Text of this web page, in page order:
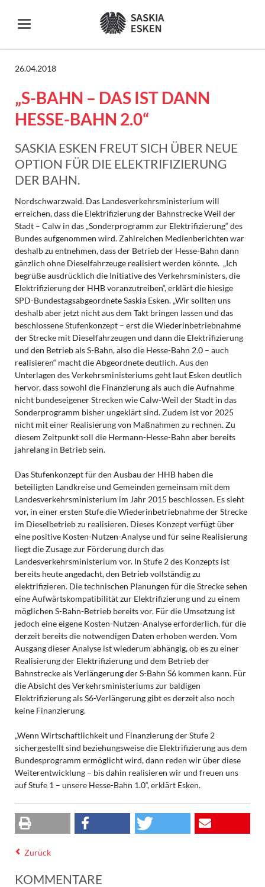
26.04.2018
„S-BAHN – DAS IST DANN
HESSE-BAHN 2.0“
SASKIA ESKEN FREUT SICH ÜBER NEUE
OPTION FÜR DIE ELEKTRIFIZIERUNG
DER BAHN.
Nordschwarzwald. Das Landesverkehrsministerium will
erreichen, dass die Elektrifizierung der Bahnstrecke Weil der
Stadt – Calw in das „Sonderprogramm zur Elektrifizierung“ des
Bundes aufgenommen wird. Zahlreichen Medienberichten war
deshalb zu entnehmen, dass der Betrieb der Hesse-Bahn dann
gänzlich ohne Dieselfahrzeuge realisiert werden könnte. „Ich
begrüße ausdrücklich die Initiative des Verkehrsministers, die
Elektrifizierung der HHB voranzutreiben“, erklärt die hiesige
SPD-Bundestagsabgeordnete Saskia Esken. „Wir sollten uns
deshalb aber jetzt nicht aus dem Takt bringen lassen und das
beschlossene Stufenkonzept – erst die Wiederinbetriebnahme
der Strecke mit Dieselfahrzeugen und dann die Elektrifizierung
und den Betrieb als S-Bahn, also die Hesse-Bahn 2.0 – auch
realisieren“ macht die Abgeordnete deutlich. Aus den
Unterlagen des Verkehrsministeriums geht laut Esken deutlich
hervor, dass sowohl die Finanzierung als auch die Aufnahme
nicht bundeseigener Strecken wie Calw-Weil der Stadt in das
Sonderprogramm bisher ungeklärt sind. Zudem ist vor 2025
nicht mit einer Realisierung von Maßnahmen zu rechnen. Zu
diesem Zeitpunkt soll die Hermann-Hesse-Bahn aber bereits
jahrelang in Betrieb sein.
Das Stufenkonzept für den Ausbau der HHB haben die
beteiligten Landkreise und Gemeinden gemeinsam mit dem
Landesverkehrsministerium im Jahr 2015 beschlossen. Es sieht
vor, in einer ersten Stufe die Wiederinbetriebnahme der Strecke
im Dieselbetrieb zu realisieren. Dieses Konzept verfügt über
eine positive Kosten-Nutzen-Analyse und für seine Realisierung
liegt die Zusage zur Förderung durch das
Landesverkehrsministerium vor. In Stufe 2 des Konzepts ist
bereits heute angedacht, den Betrieb vollständig zu
elektrifizieren. Die technischen Planungen für die Strecke sehen
eine Aufwärtskompatibilität zur Elektrifizierung und zu einem
möglichen S-Bahn-Betrieb bereits vor. Für die Umsetzung ist
jedoch eine eigene Kosten-Nutzen-Analyse erforderlich, für die
derzeit bereits die notwendigen Daten erhoben werden. Vom
Ausgang dieser Analyse ist wiederum abhängig, ob es zu einer
Realisierung der Elektrifizierung und dem Betrieb der
Bahnstrecke als Verlängerung der S-Bahn S6 kommen kann. Für
die Absicht des Verkehrsministeriums zur baldigen
Elektrifizierung als S6-Verlängerung gibt es derzeit also noch
keine Finanzierung.
„Wenn Wirtschaftlichkeit und Finanzierung der Stufe 2
sichergestellt sind beziehungsweise die Elektrifizierung aus dem
Bundesprogramm ermöglicht wird, dann reden wir über diese
Weiterentwicklung – bis dahin realisieren wir und freuen uns
auf Stufe 1 – unsere Hesse-Bahn 1.0“, erklärt Esken.
Zurück
KOMMENTARE